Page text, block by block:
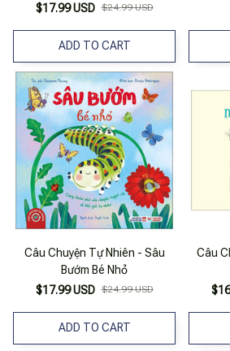
$17.99 USD $24.99 USD
ADD TO CART
Câu Chuyện Tự Nhiên - Sâu
Bướm Bé Nhỏ
$17.99 USD $24.99 USD
ADD TO CART
Câu